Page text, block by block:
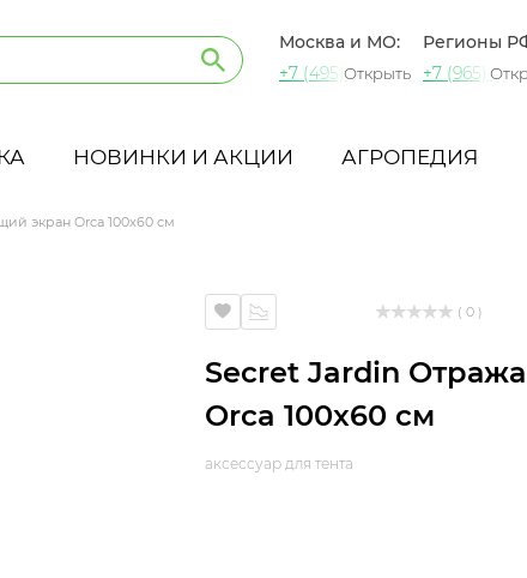
Москва и МО:
+7 (495) 721-60-15
Открыть
Регионы
+7 (965) 420-
НОВИНКИ И АКЦИИ АГРОПЕДИЯ
экран Orca 100x60 см
( 0 )
Secret Jardin
Orca 100x60 см
аксессуар для тента